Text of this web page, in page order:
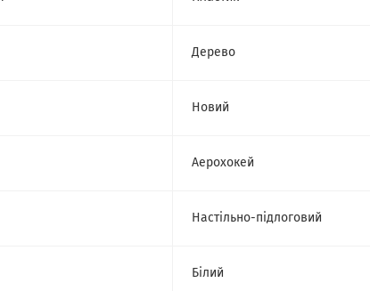
Дерево
Новий
Аерохокей
Настільно-підлоговий
Білий